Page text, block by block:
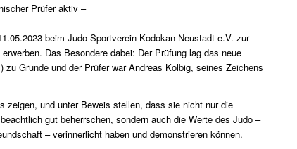
Prüfer aktiv –
beim Judo-Sportverein Kodokan Neustadt e.V. zur
Das Besondere dabei: Der Prüfung lag das neue
Grunde und der Prüfer war Andreas Kolbig, seines Zeichens
zeigen, und unter Beweis stellen, dass sie nicht nur die
gut beherrschen, sondern auch die Werte des Judo –
– verinnerlicht haben und demonstrieren können.